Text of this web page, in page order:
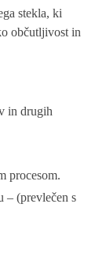
stekla, ki
občutljivost in
in drugih
procesom.
– (prevlečen s